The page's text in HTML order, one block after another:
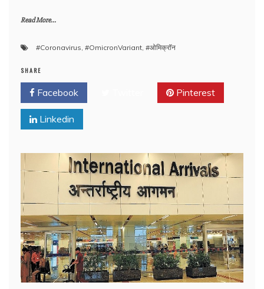
Read More...
#Coronavirus, #OmicronVariant, #ओमिक्रॉन
SHARE
Facebook Pinterest
Linkedin